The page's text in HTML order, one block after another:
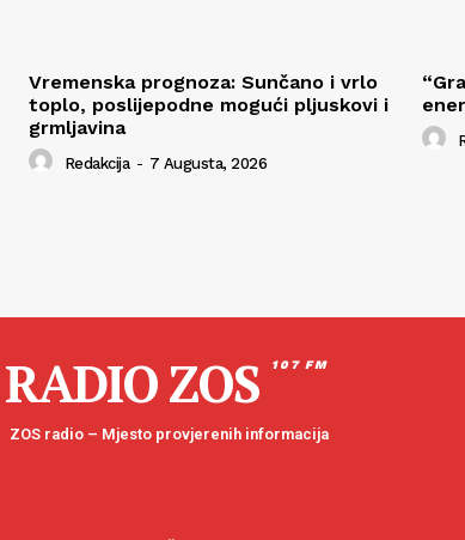
Vremenska prognoza: Sunčano i vrlo
toplo, poslijepodne mogući pljuskovi i
grmljavina
Redakcija - 7 Augusta, 2026
RADIO ZOS 107 FM
ZOS radio – Mjesto provjerenih informacija